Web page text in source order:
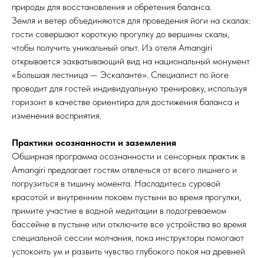
природы для восстановления и обретения баланса.
Земля и ветер объединяются для проведения йоги на скалах:
гости совершают короткую прогулку до вершины скалы,
чтобы получить уникальный опыт. Из отеля Amangiri
открывается захватывающий вид на национальный монумент
«Большая лестница — Эскаланте». Специалист по йоге
проводит для гостей индивидуальную тренировку, используя
горизонт в качестве ориентира для достижения баланса и
изменения восприятия.
Практики осознанности и заземления
Обширная программа осознанности и сенсорных практик в
Amangiri предлагает гостям отвлечься от всего лишнего и
погрузиться в тишину момента. Насладитесь суровой
красотой и внутренним покоем пустыни во время прогулки,
примите участие в водной медитации в подогреваемом
бассейне в пустыне или отключите все устройства во время
специальной сессии молчания, пока инструкторы помогают
успокоить ум и развить чувство глубокого покоя на древней